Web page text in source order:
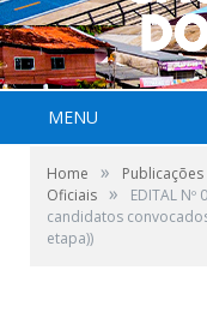
MENU
Home »
Oficiais »
EDITAL Nº
candidatos
etapa))